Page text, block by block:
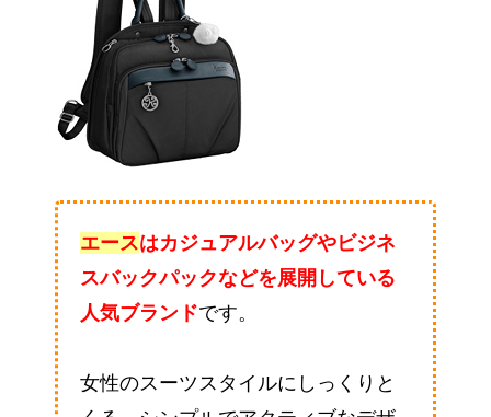
エースはカジュアルバッグやビジネ
スバックパックなどを展開している
人気ブランドです。
女性のスーツスタイルにしっくりと